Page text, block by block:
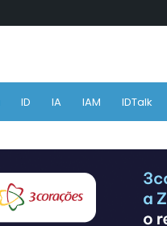
ID IA IAM IDTalk